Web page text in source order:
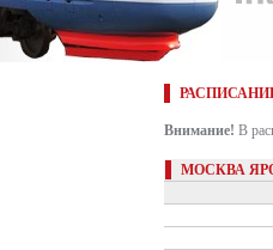
Внимание! В
МОСКВА